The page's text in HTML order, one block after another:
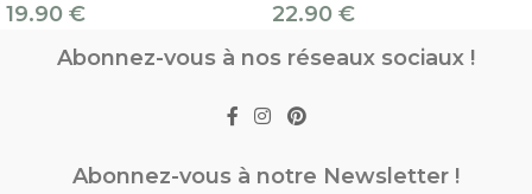
19.90 € 22.90 €
Abonnez-vous à nos réseaux sociaux !
Abonnez-vous à notre Newsletter !